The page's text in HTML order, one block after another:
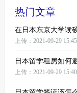
热门文章
在日本东京大学读
上传：2021-09-29
日本留学租房如何
上传：2021-09-29